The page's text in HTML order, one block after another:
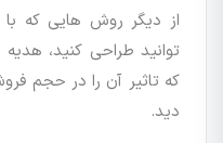
از دیگر روش هایی که با
توانید طراحی کنید،
که تاثیر آن را در حجم
دید.